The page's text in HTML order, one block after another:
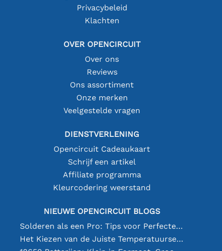
Privacybeleid
Klachten
OVER OPENCIRCUIT
Over ons
Reviews
Ons assortiment
Onze merken
Veelgestelde vragen
DIENSTVERLENING
Opencircuit Cadeaukaart
Schrijf een artikel
Affiliate programma
Kleurcodering weerstand
NIEUWE OPENCIRCUIT BLOGS
Solderen als een Pro: Tips voor Perfecte Elektronische Verbindingen
Het Kiezen van de Juiste Temperatuursensor [youtube]